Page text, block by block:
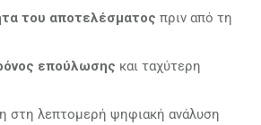
του αποτελέσματος πριν από τη
επούλωσης και ταχύτερη
στη λεπτομερή ψηφιακή ανάλυση